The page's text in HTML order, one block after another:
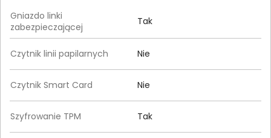
Gniazdo linki
zabezpieczającej
Tak
Czytnik linii papilarnych Nie
Czytnik Smart Card Nie
Szyfrowanie TPM Tak